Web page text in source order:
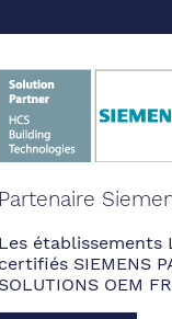
Partenaire
Les établissements
certifiés SIEMENS
SOLUTIONS OEM